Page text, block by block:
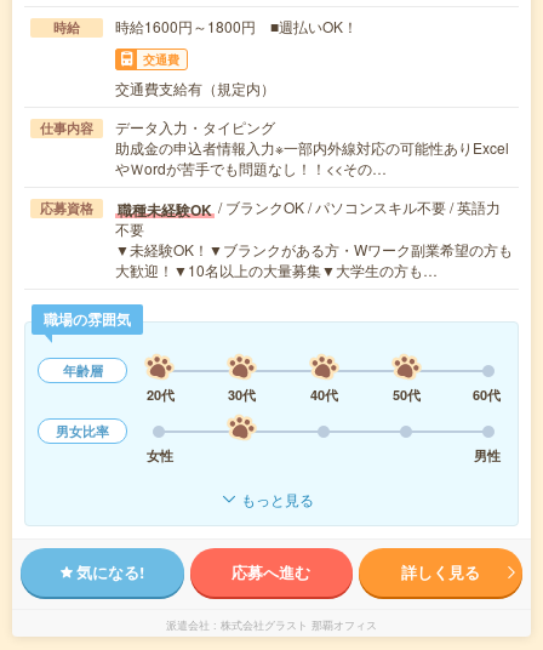
時給 時給1600円～1800円 ■週払いOK！
交通費
交通費支給有（規定内）
仕事内容
データ入力・タイピング
助成金の申込者情報入力※一部内外線対応の可能性ありExcel
やＷordが苦手でも問題なし！！<<その…
応募資格 職種未経験OK / ブランクOK / パソコンスキル不要 / 英語力
不要
▼未経験OK！▼ブランクがある方・Wワーク副業希望の方も
大歓迎！▼10名以上の大量募集▼大学生の方も…
職場の雰囲気
年齢層
20代
30代 40代 50代
60代
男女比率
女性
男性
もっと見る
気になる! 応募へ進む 詳しく見る
派遣会社 株式会社グラスト 那覇オフィス